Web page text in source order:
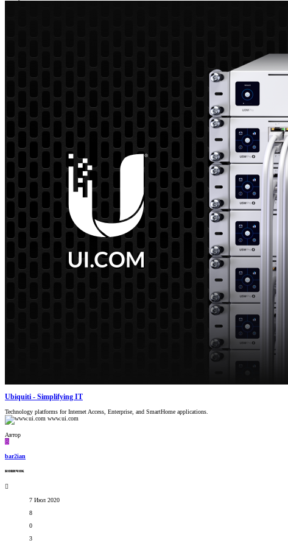
Ubiquiti - Simplifying IT
Technology platforms for Internet Access, Enterprise, and SmartHome applications.
www.ui.com
Автор
B
bar2ian
новичок
7 Июл 2020
8
0
3